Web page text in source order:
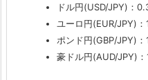
ドル円(USD/JPY)：
ユーロ円(EUR/JPY)：
ポンド円(GBP/JPY)：
豪ドル円(AUD/JPY)：